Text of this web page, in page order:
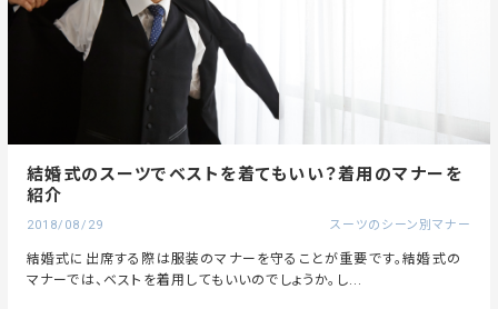
結婚式のスーツでベストを着てもいい？着用のマナーを
紹介
2018/08/29 スーツのシーン別マナー
結婚式に出席する際は服装のマナーを守ることが重要です。結婚式の
マナーでは、ベストを着用してもいいのでしょうか。し...